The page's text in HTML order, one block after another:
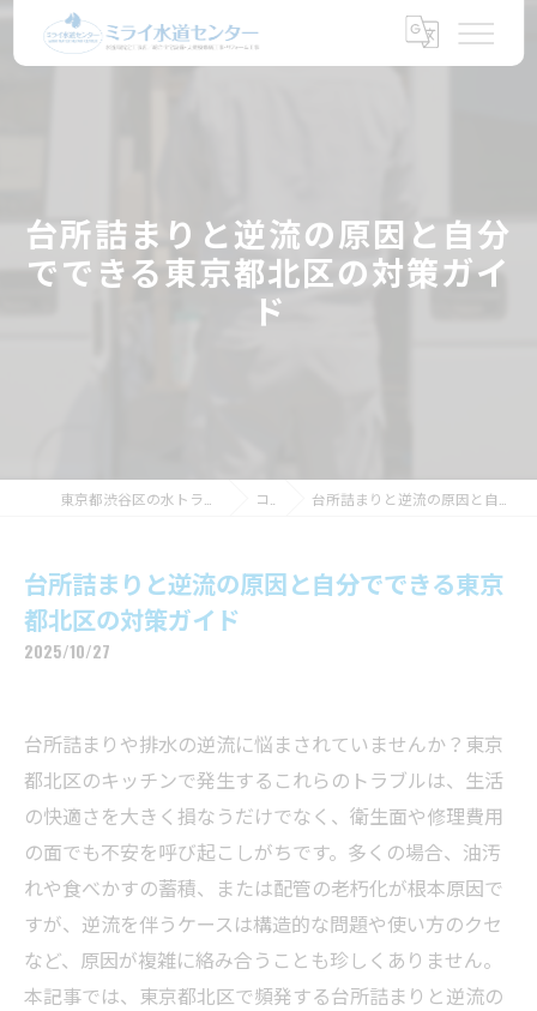
台所詰まりと逆流の原因と自分
でできる東京都北区の対策ガイ
ド
コラム 台所詰まりと逆流の原因と自分でできる東京都北区の対策ガイド
台所詰まりと逆流の原因と自分でできる東京
都北区の対策ガイド
2025/10/27
台所詰まりや排水の逆流に悩まされていませんか？東京
都北区のキッチンで発生するこれらのトラブルは、生活
の快適さを大きく損なうだけでなく、衛生面や修理費用
の面でも不安を呼び起こしがちです。多くの場合、油汚
れや食べかすの蓄積、または配管の老朽化が根本原因で
すが、逆流を伴うケースは構造的な問題や使い方のクセ
など、原因が複雑に絡み合うことも珍しくありません。
本記事では、東京都北区で頻発する台所詰まりと逆流の